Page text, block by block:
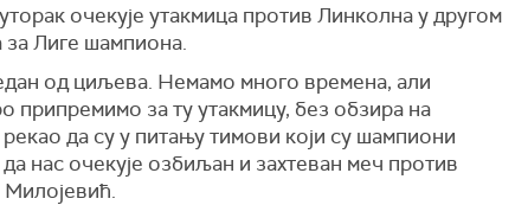
очекује утакмица против Линколна у другом
за Лиге шампиона.
од циљева. Немамо много времена, али
припремимо за ту утакмицу, без обзира на
да су у питању тимови који су шампиони
нас очекује озбиљан и захтеван меч против
Милојевић.